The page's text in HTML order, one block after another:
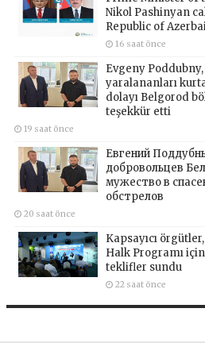
Nikol Pashinyan
Republic of
16 saat önce
Evgeny
yaralananları
dolayı Belgorod
teşekkür etti
19 saat önce
Евгений
добровольцев
мужество в
обстрелов
20 saat önce
Kapsayıcı
Halk Programı
teklifler sundu
22 saat önce